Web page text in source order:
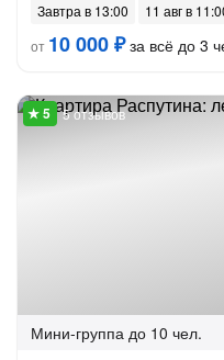
Завтра в 13:00
11 авг в
от 10 000 ₽за всё до 3
5 отзывов
Мини-группа до 10 чел.